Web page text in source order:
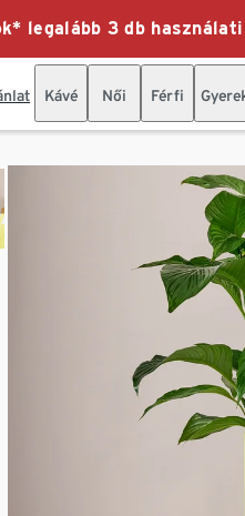
legalább 3 db
Kávé Női Férfi